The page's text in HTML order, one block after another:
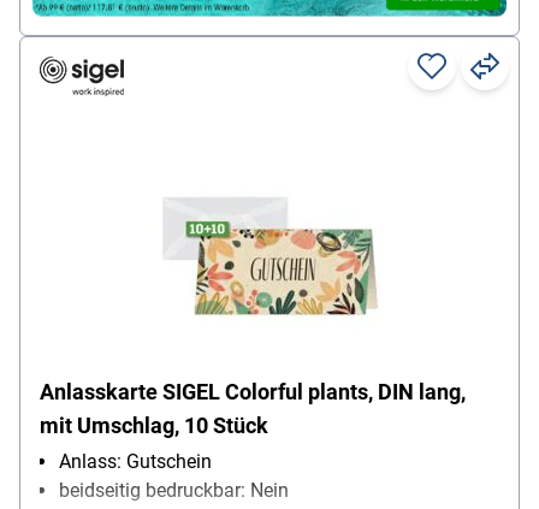
sofort lieferbar, Lieferzeit 1 Werktag
Anlasskarte SIGEL Colorful plants, DIN lang,
mit Umschlag, 10 Stück
Anlass: Gutschein
beidseitig bedruckbar: Nein